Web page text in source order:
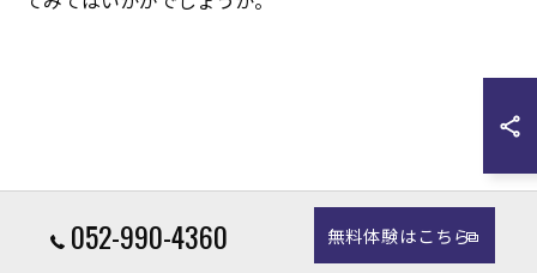
052-990-4360 無料体験はこちら